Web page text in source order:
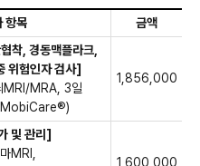
항목 금액
착, 경동맥플라크,
위험인자 검사]
MRI/MRA, 3일
1,856,000
및 관리]
MRI,
1,600,000
(공복혈당, 당화혈색소, 인슐린,
항성)
기능
CRP)
스인자
(에이즈, 매독)
D
(공복혈당, 당화혈색소, 인슐린,
항성)
기능
CRP)
스인자
(에이즈, 매독)
D
도계암, 대장암, 간암
선암 종양표지자
선초음파
초음파
과 진찰, 액상자궁경부암 검사,
영*35세이상
선초음파
맥초음파
초음파